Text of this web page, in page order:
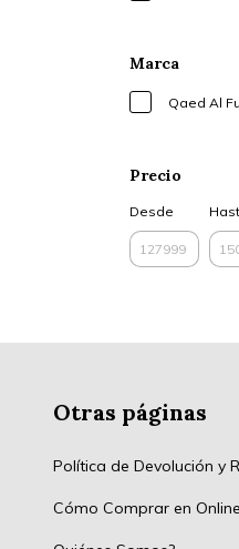
Marca
Qaed Al
Precio
Desde
Otras páginas
Política de Devolución y
Cómo Comprar en